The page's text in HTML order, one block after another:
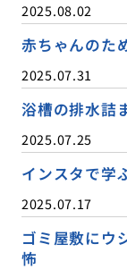
2025.08.02
赤ちゃんのた
2025.07.31
浴槽の排水詰
2025.07.25
インスタで学
2025.07.17
ゴミ屋敷にウ
怖